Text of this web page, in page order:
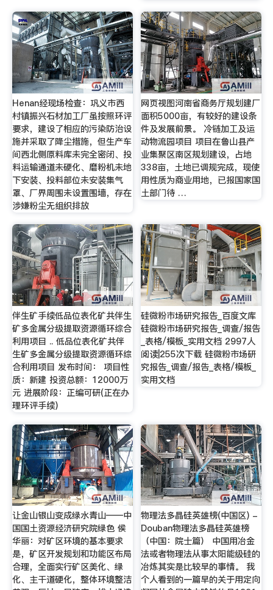
Henan经现场检查：巩义市西
村镇振兴石材加工厂虽按照环评
要求，建设了相应的污染防治设
施并采取了降尘措施，但生产车
间西北侧原料库未完全密闭、投
料运输通道未硬化、磨粉机未地
下安装、投料部位未安装集气
罩、厂界周围未设置围墙，存在
涉嫌粉尘无组织排放
网页视图河南省商务厅规划建厂
面积5000亩，有较好的建设条
件及发展前景。 冷链加工及运
动物流园项目 项目在鲁山县产
业集聚区南区规划建设，占地
338亩，土地已调规完成，现使
用性质为商业用地，已报国家国
土部门待 …
伴生矿手续低品位表化矿共伴生
矿多金属分级提取资源循环综合
利用项目 .. 低品位表化矿共伴
生矿多金属分级提取资源循环综
合利用项目 发布时间： 项目性
质：新建 投资总额：12000万
元 进展阶段：正编可研(正在办
理环评手续)
硅微粉市场研究报告_百度文库
硅微粉市场研究报告_调查/报告
_表格/模板_实用文档 2997人
阅读|255次下载 硅微粉市场研
究报告_调查/报告_表格/模板_
实用文档
让金山银山变成绿水青山——中
国国土资源经济研究院绿色 侯
华丽：对矿区环境的基本要求
是，矿区开发规划和功能区布局
合理，全面实行矿区美化、绿
化、主干道硬化，整体环境整洁
物理法多晶硅英雄榜(中国区) -
Douban物理法多晶硅英雄榜
（中国：院士篇） 中国用冶金
法或者物理法从事太阳能级硅的
冶炼其实是比较早的事情。 我
个人看到的一篇早的关于用定向